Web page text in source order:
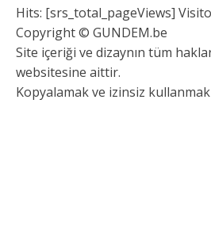
Hits: [srs_total_pageViews]
Copyright © GUNDEM.be
Site içeriği ve dizaynın tüm
websitesine aittir.
Kopyalamak ve izinsiz